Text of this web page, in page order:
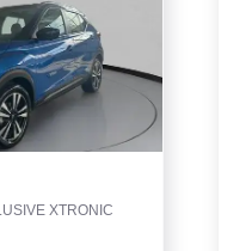
XTRONIC